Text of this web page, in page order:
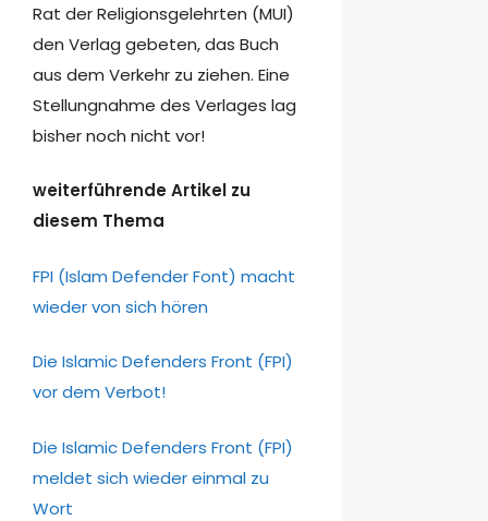
Rat der Religionsgelehrten (MUI)
den Verlag gebeten, das Buch
aus dem Verkehr zu ziehen. Eine
Stellungnahme des Verlages lag
bisher noch nicht vor!
weiterführende Artikel zu
diesem Thema
FPI (Islam Defender Font) macht
wieder von sich hören
Die Islamic Defenders Front (FPI)
vor dem Verbot!
Die Islamic Defenders Front (FPI)
meldet sich wieder einmal zu
Wort